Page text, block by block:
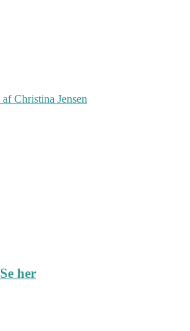
Christina Jensen
her